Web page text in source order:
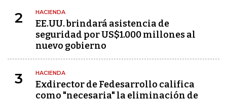
2 HACIENDA
EE.UU. brindará asistencia de
seguridad por US$1.000 millones al
nuevo gobierno
3 HACIENDA
Exdirector de Fedesarrollo califica
como "necesaria" la eliminación de